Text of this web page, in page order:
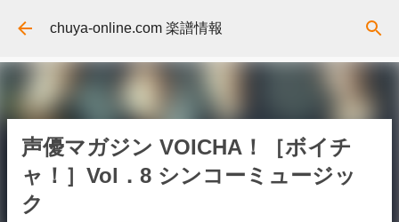
スキップしてメイン コンテンツに移動
chuya-online.com 楽譜情報
声優マガジン VOICHA！［ボイチ
ャ！］Vol．8 シンコーミュージッ
ク